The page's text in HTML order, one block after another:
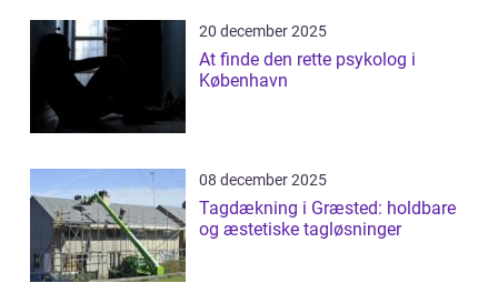
20 december 2025
At finde den rette psykolog i
København
08 december 2025
Tagdækning i Græsted: holdbare
og æstetiske tagløsninger